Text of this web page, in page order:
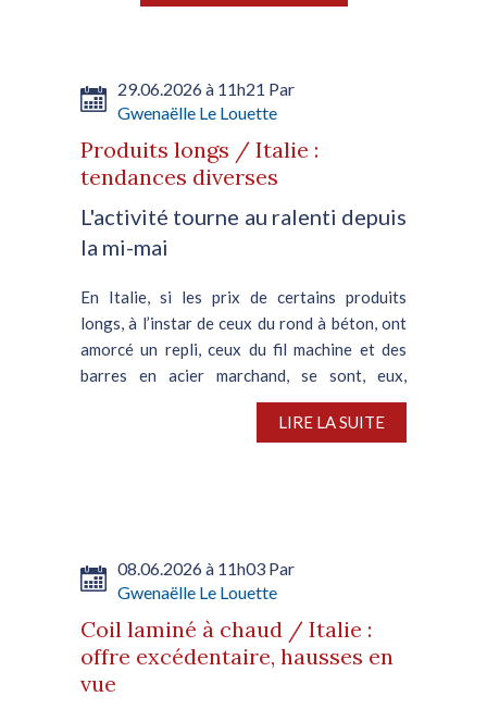
29.06.2026 à 11h21 Par
Gwenaëlle Le Louette
Produits longs / Italie :
tendances diverses
L'activité tourne au ralenti depuis
la mi-mai
En Italie, si les prix de certains produits
longs, à l’instar de ceux du rond à béton, ont
amorcé un repli, ceux du fil machine et des
barres en acier marchand, se sont, eux,
LIRE LA SUITE
08.06.2026 à 11h03 Par
Gwenaëlle Le Louette
Coil laminé à chaud / Italie :
offre excédentaire, hausses en
vue